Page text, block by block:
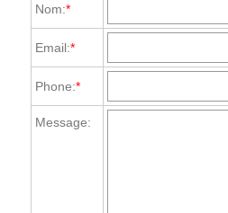
Nom:*
Email:*
Phone:*
Message: